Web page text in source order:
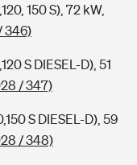
150 S), 72 kW,
346)
S DIESEL-D), 51
/ 347)
S DIESEL-D), 59
/ 348)